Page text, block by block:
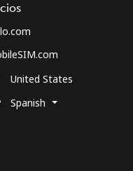
United States
Spanish